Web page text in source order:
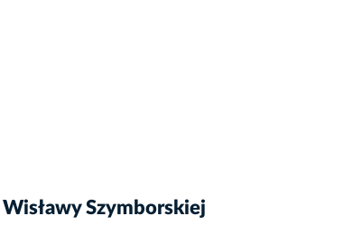
Szymborskiej